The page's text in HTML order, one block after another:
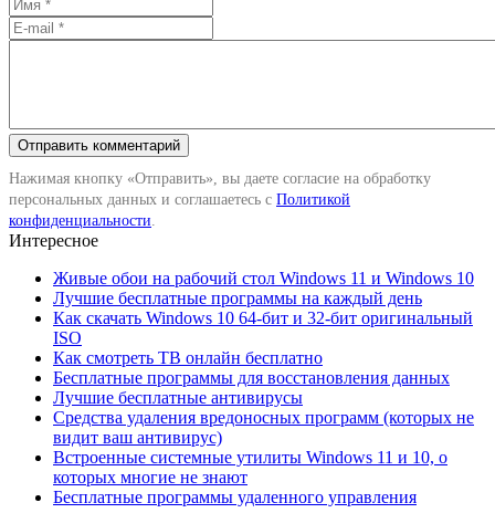
Нажимая кнопку «Отправить», вы даете согласие на обработку
персональных данных и соглашаетесь с Политикой
конфиденциальности
Интересное
Живые обои на рабочий стол Windows 11 и Windows 10
Лучшие бесплатные программы на каждый день
Как скачать Windows 10 64-бит и 32-бит оригинальный
ISO
Как смотреть ТВ онлайн бесплатно
Бесплатные программы для восстановления данных
Лучшие бесплатные антивирусы
Средства удаления вредоносных программ (которых не
видит ваш антивирус)
Встроенные системные утилиты Windows 11 и 10, о
которых многие не знают
Бесплатные программы удаленного управления